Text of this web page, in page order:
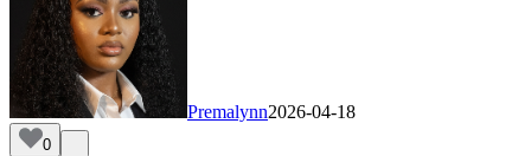
Premalynn2026-04-18
0